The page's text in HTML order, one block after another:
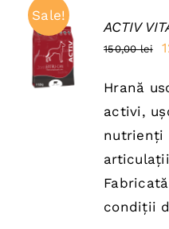
Sale!
ADAUGĂ
ÎN COȘ
/
DETAILS
ACTIV
150,00lei
a
Hrană
activi,
nutrienți
condiții